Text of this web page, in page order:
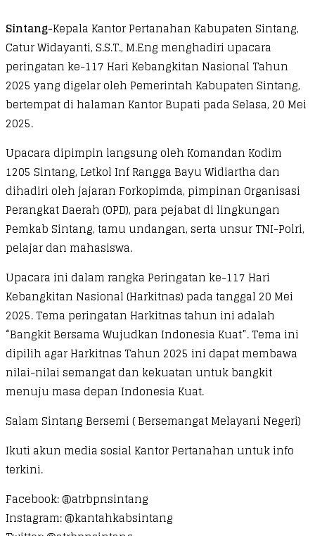
Sintang-Kepala Kantor Pertanahan Kabupaten Sintang,
Catur Widayanti, S.S.T., M.Eng menghadiri upacara
peringatan ke-117 Hari Kebangkitan Nasional Tahun
2025 yang digelar oleh Pemerintah Kabupaten Sintang,
bertempat di halaman Kantor Bupati pada Selasa, 20 Mei
2025.
Upacara dipimpin langsung oleh Komandan Kodim
1205 Sintang, Letkol Inf Rangga Bayu Widiartha dan
dihadiri oleh jajaran Forkopimda, pimpinan Organisasi
Perangkat Daerah (OPD), para pejabat di lingkungan
Pemkab Sintang, tamu undangan, serta unsur TNI-Polri,
pelajar dan mahasiswa.
Upacara ini dalam rangka Peringatan ke-117 Hari
Kebangkitan Nasional (Harkitnas) pada tanggal 20 Mei
2025. Tema peringatan Harkitnas tahun ini adalah
“Bangkit Bersama Wujudkan Indonesia Kuat”. Tema ini
dipilih agar Harkitnas Tahun 2025 ini dapat membawa
nilai-nilai semangat dan kekuatan untuk bangkit
menuju masa depan Indonesia Kuat.
Salam Sintang Bersemi ( Bersemangat Melayani Negeri)
Ikuti akun media sosial Kantor Pertanahan untuk info
terkini.
Facebook: @atrbpnsintang
Instagram: @kantahkabsintang